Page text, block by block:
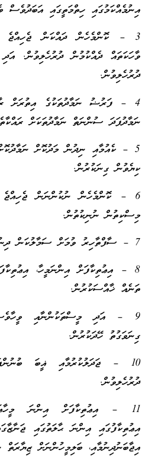
އިނުމެއްކަމުގައި ހިތްމަތީގައި އަބަދުވެސް
3 – ކޮންމެހެން ދައްކަން
ވާހަކަތައް ދެއްކުމުން ދުރުހެލިވުން.
ދުރުހެލިވުން.
4 – ފަރުޟު ނަމާދުތަކުގެ
ނަމާދުފަދަ ސުންނަތް ނަމާދުތަކަށް
5 – ކެއުމާއި ނިދުން މަދުކޮށް
ކިޔެވުން ގިނަކުރުން.
6 – ކޮންމެހެން ނުކުންނަން
މިސްކިތުން ނުނިކުތުން.
7 – ސާފްތާހިރު ވުމަށް ސަމާލުކަން ދިނުން.
8 – އިޢުތިކާފަށް އިންނަމީހާ،
ތަނެއް ޚާއްސަކުރުން.
9 – އަދި މީސްތަކުންނާއި
ގިނަވަގުތު ހޭދަކުރުން.
10 – ޖަދަލުކުރުމާއި ޣީބަ
ދުރުހެލިވުން.
11 – އިޢުތިކާފަށް އިންނަ
އިޢުތިކާފުގައި އިންނަ ޙާލަތުގައި
އިޖާބަނުދިނުމާއި، ބަލިމީހުންނަށް ޒިޔާރަތް